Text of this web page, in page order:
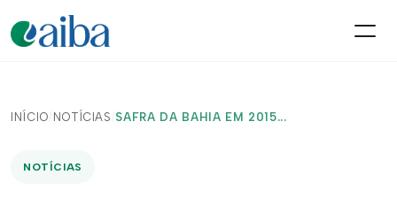
INÍCIO/ NOTÍCIAS /SAFRA DA BAHIA EM 2015...
NOTÍCIAS